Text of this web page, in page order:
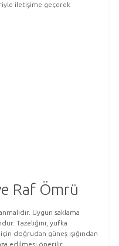
iletişime geçerek
Raf Ömrü
Uygun saklama
Tazeliğini, yufka
doğrudan güneş ışığından
edilmesi önerilir.